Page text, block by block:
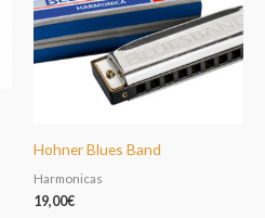
Hohner Blues Band
Harmonicas
19,00€